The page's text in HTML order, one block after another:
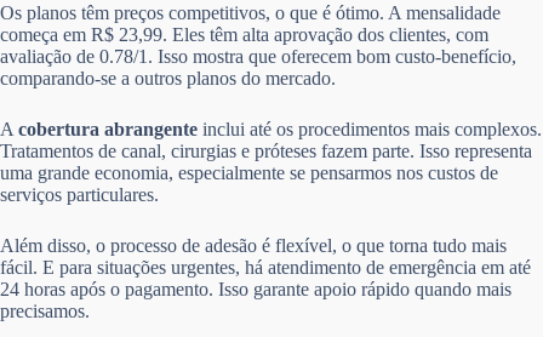
Os planos têm preços competitivos, o que é ótimo. A mensalidade
começa em R$ 23,99. Eles têm alta aprovação dos clientes, com
avaliação de 0.78/1. Isso mostra que oferecem bom custo-benefício,
comparando-se a outros planos do mercado.
A cobertura abrangente inclui até os procedimentos mais complexos.
Tratamentos de canal, cirurgias e próteses fazem parte. Isso representa
uma grande economia, especialmente se pensarmos nos custos de
serviços particulares.
Além disso, o processo de adesão é flexível, o que torna tudo mais
fácil. E para situações urgentes, há atendimento de emergência em até
24 horas após o pagamento. Isso garante apoio rápido quando mais
precisamos.